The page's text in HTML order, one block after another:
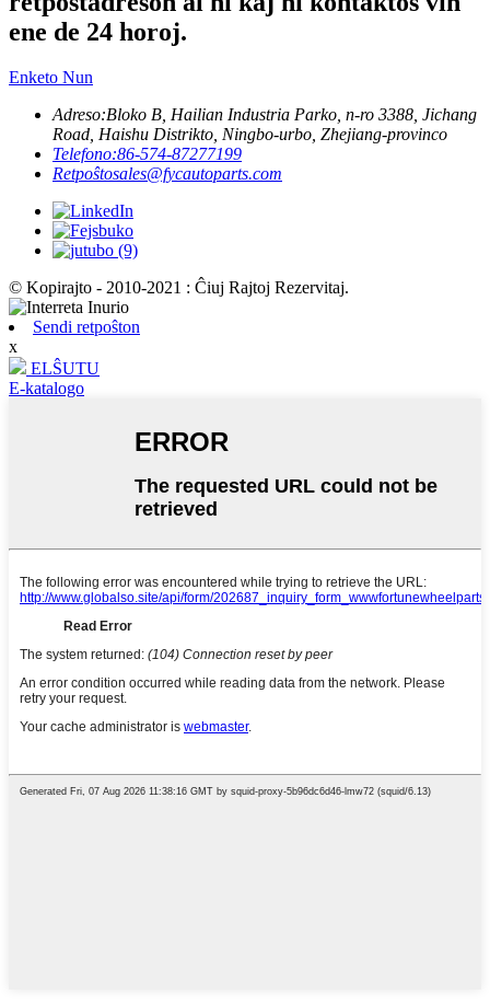
ene de 24 horoj.
Enketo Nun
Adreso:Bloko B, Hailian Industria Parko, n-ro 3388, Jichang
Road, Haishu Distrikto, Ningbo-urbo, Zhejiang-provinco
Telefono:86-574-87277199
Retpoŝtosales@fycautoparts.com
© Kopirajto - 2010-2021 : Ĉiuj Rajtoj Rezervitaj.
Sendi retpoŝton
x
ELŜUTU
E-katalogo